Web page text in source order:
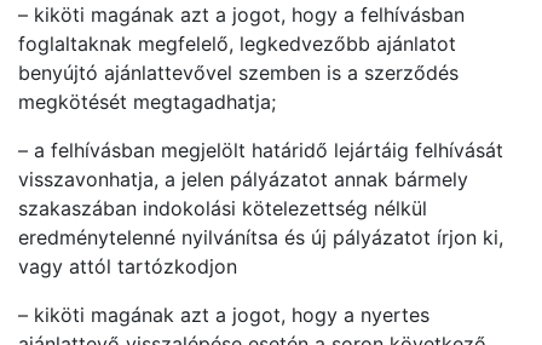
– kiköti magának azt a jogot, hogy a felhívásban
foglaltaknak megfelelő, legkedvezőbb ajánlatot
benyújtó ajánlattevővel szemben is a szerződés
megkötését megtagadhatja;
– a felhívásban megjelölt határidő lejártáig felhívását
visszavonhatja, a jelen pályázatot annak bármely
szakaszában indokolási kötelezettség nélkül
eredménytelenné nyilvánítsa és új pályázatot írjon ki,
vagy attól tartózkodjon
– kiköti magának azt a jogot, hogy a nyertes